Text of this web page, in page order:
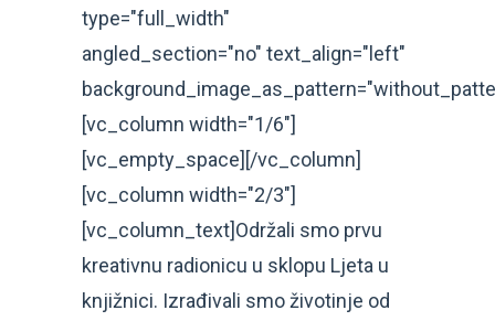
type="full_width"
angled_section="no" text_align="left"
[vc_column width="1/6"]
[vc_empty_space][/vc_column]
[vc_column width="2/3"]
[vc_column_text]Održali smo prvu
kreativnu radionicu u sklopu Ljeta u
knjižnici. Izrađivali smo životinje od